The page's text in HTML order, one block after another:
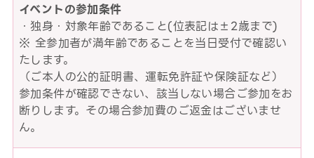
イベントの参加条件
・独身・対象年齢であること(位表記は±2歳まで)
※ 全参加者が満年齢であることを当日受付で確認い
たします。
（ご本人の公的証明書、運転免許証や保険証など）
参加条件が確認できない、該当しない場合ご参加をお
断りします。その場合参加費のご返金はございませ
ん。